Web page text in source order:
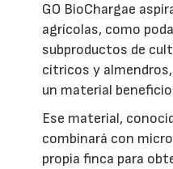
GO BioChargae
agrícolas, como
subproductos de
cítricos y
un material
Ese material,
combinará con
propia finca para